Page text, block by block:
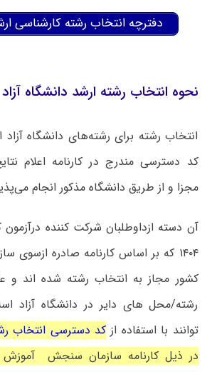
دفترچه انتخاب رشته کارشناسی ارشد
نحوه انتخاب رشته ارشد دانشگاه آزاد
انتخاب رشته برای رشته‌های دانشگاه آزاد
کد دسترسی مندرج در کارنامه اعلام
مجزا و از طریق دانشگاه مذکور انجام
آن دسته ازداوطلبان شرکت کننده
۱۴۰۴ که بر اساس کارنامه صادره
کشور مجاز به انتخاب رشته شده اند و
رشته/محل های دایر در دانشگاه آزاد
توانند با استفاده ازکد دسترسی انتخاب
در ذیل کارنامه سازمان سنجش آموزش